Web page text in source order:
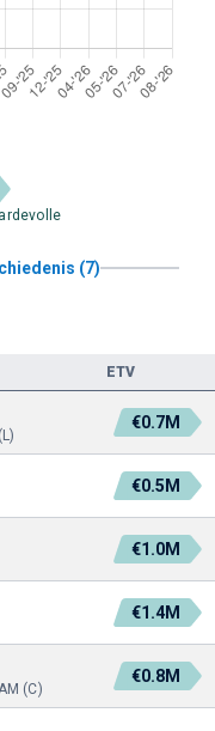
(7)
ETV
€0.7M
€0.5M
€1.0M
€1.4M
(C)
€0.8M